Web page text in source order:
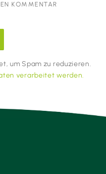
KOMMENTAR
um Spam zu reduzieren.
verarbeitet werden.